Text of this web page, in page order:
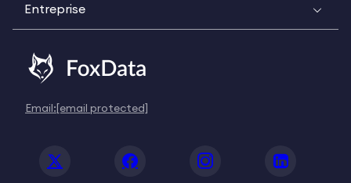
Entreprise
Email:[email protected]